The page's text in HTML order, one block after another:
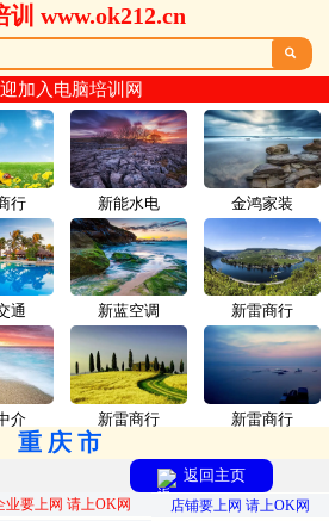
训 www.ok212.cn

加入电脑培训网
行
通
介
新能水电 金鸿家装
新蓝空调 新雷商行
新雷商行 新雷商行
重庆市
返回主页
业要上网 请上OK网
店铺要上网 请上OK网